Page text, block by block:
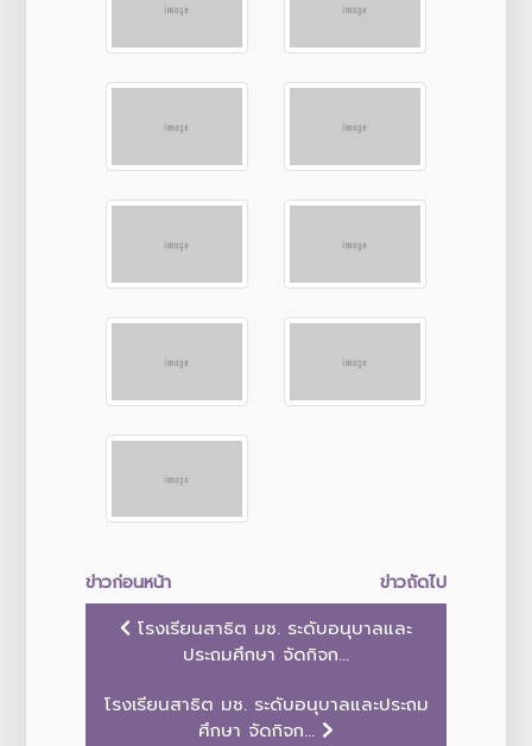
ข่าวก่อนหน้า
ข่าวถัดไป
โรงเรียนสาธิต มช. ระดับอนุบาลและ
ประถมศึกษา จัดกิจก...
โรงเรียนสาธิต มช. ระดับอนุบาลและประถม
ศึกษา จัดกิจก...